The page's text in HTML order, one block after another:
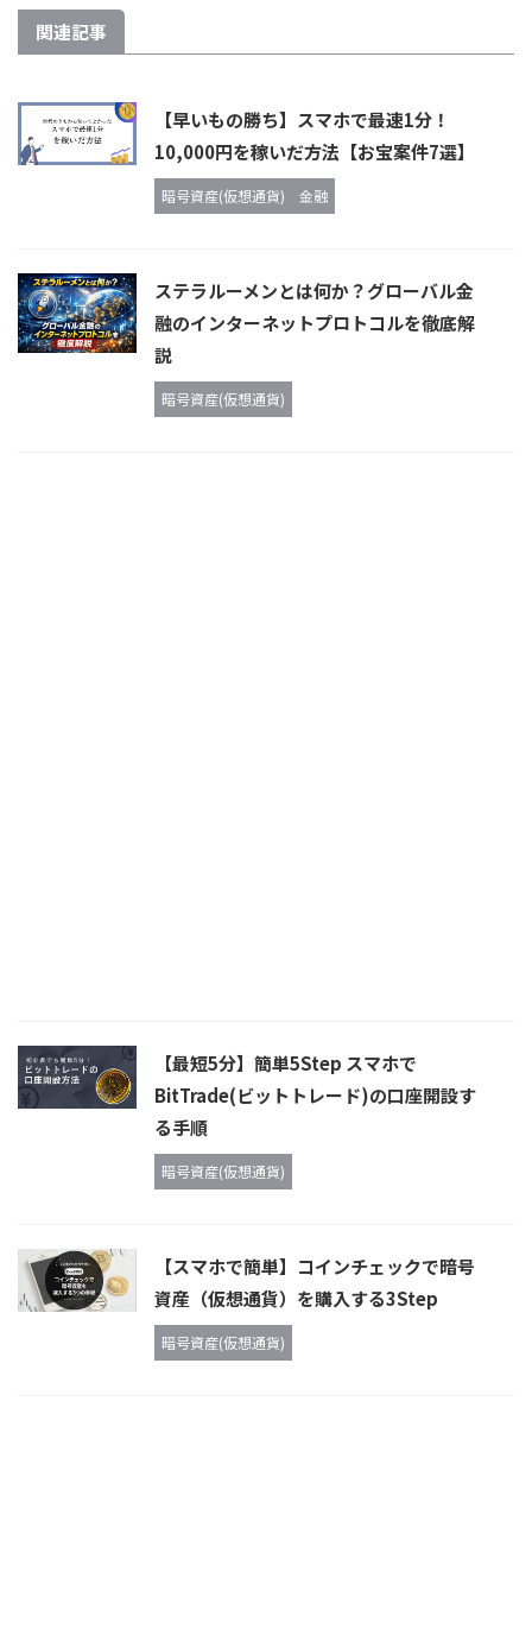
関連記事
【早いもの勝ち】スマホで最速1分！
10,000円を稼いだ方法【お宝案件7選】
暗号資産(仮想通貨) 金融
ステラルーメンとは何か？グローバル金
融のインターネットプロトコルを徹底解
説
暗号資産(仮想通貨)
【最短5分】簡単5Step スマホで
BitTrade(ビットトレード)の口座開設す
る手順
暗号資産(仮想通貨)
【スマホで簡単】コインチェックで暗号
資産（仮想通貨）を購入する3Step
暗号資産(仮想通貨)